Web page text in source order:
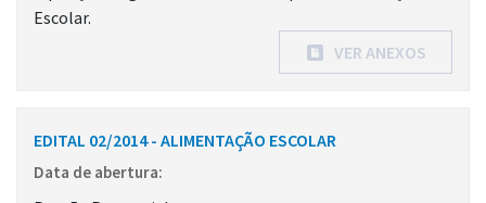
Escolar.
VER ANEXOS
EDITAL 02/2014 - ALIMENTAÇÃO ESCOLAR
Data de abertura: